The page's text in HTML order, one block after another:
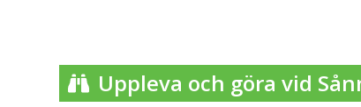
Uppleva och göra vid